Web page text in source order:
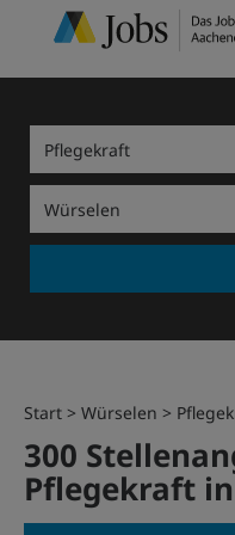
Start Würselen
300
Pflegekraft